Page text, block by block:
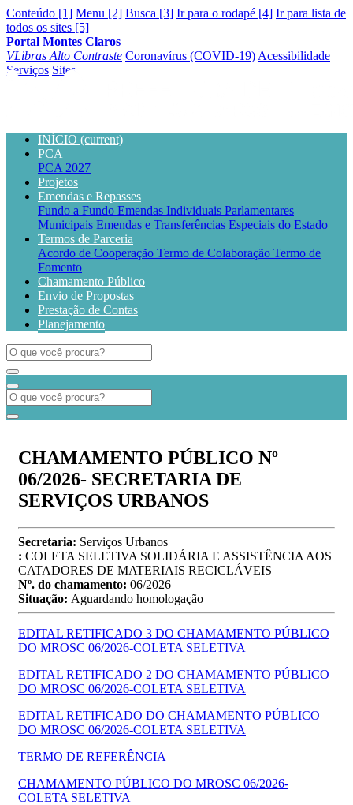
Conteúdo [1] Menu [2] Busca [3] Ir para o rodapé [4] Ir para lista de
todos os sites [5]
Portal Montes Claros
VLibras Alto Contraste Coronavírus (COVID-19) Acessibilidade
Serviços Sites
INÍCIO (current)
PCA
PCA 2027
Projetos
Emendas e Repasses
Fundo a Fundo Emendas Individuais Parlamentares
Municipais Emendas e Transferências Especiais do Estado
Termos de Parceria
Acordo de Cooperação Termo de Colaboração Termo de
Fomento
Chamamento Público
Envio de Propostas
Prestação de Contas
Planejamento
CHAMAMENTO PÚBLICO Nº
06/2026- SECRETARIA DE
SERVIÇOS URBANOS
Secretaria: Serviços Urbanos
: COLETA SELETIVA SOLIDÁRIA E ASSISTÊNCIA AOS
CATADORES DE MATERIAIS RECICLÁVEIS
Nº. do chamamento: 06/2026
Situação: Aguardando homologação
EDITAL RETIFICADO 3 DO CHAMAMENTO PÚBLICO
DO MROSC 06/2026-COLETA SELETIVA
EDITAL RETIFICADO 2 DO CHAMAMENTO PÚBLICO
DO MROSC 06/2026-COLETA SELETIVA
EDITAL RETIFICADO DO CHAMAMENTO PÚBLICO
DO MROSC 06/2026-COLETA SELETIVA
TERMO DE REFERÊNCIA
CHAMAMENTO PÚBLICO DO MROSC 06/2026-
COLETA SELETIVA